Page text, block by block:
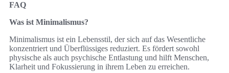
FAQ
Was ist Minimalismus?
Minimalismus ist ein Lebensstil, der sich auf das Wesentliche
konzentriert und Überflüssiges reduziert. Es fördert sowohl
physische als auch psychische Entlastung und hilft Menschen,
Klarheit und Fokussierung in ihrem Leben zu erreichen.